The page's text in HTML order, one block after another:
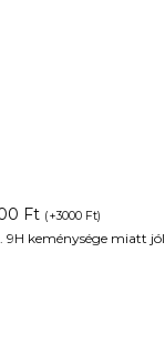
Ft (+3000 Ft)
keménysége miatt jól